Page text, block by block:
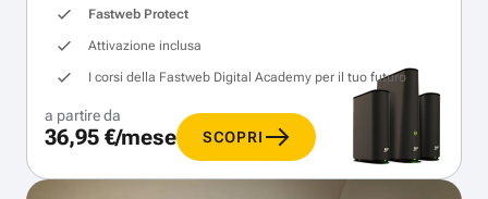
Fastweb Protect
Attivazione inclusa
I corsi della Fastweb Digital Academy per il tuo futuro
a partire da
36,95 €/mese SCOPRI